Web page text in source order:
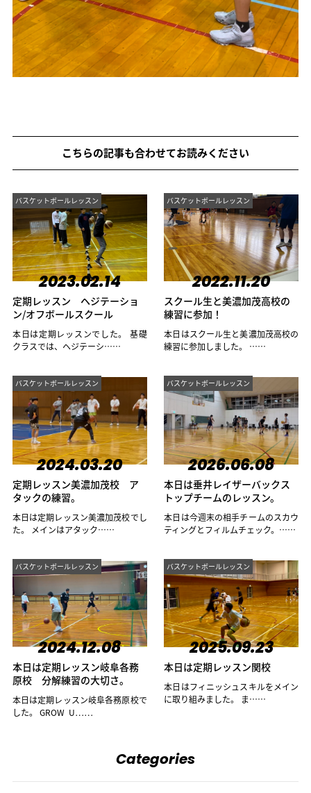
こちらの記事も合わせてお読みください
バスケットボールレッスン
2023.02.14
定期レッスン ヘジテーショ
ン/オフボールスクール
本日は定期レッスンでした。 基礎
クラスでは、ヘジテーシ……
バスケットボールレッスン
2022.11.20
スクール生と美濃加茂高校の
練習に参加！
本日はスクール生と美濃加茂高校の
練習に参加しました。 ……
バスケットボールレッスン
2024.03.20
定期レッスン美濃加茂校 ア
タックの練習。
本日は定期レッスン美濃加茂校でし
た。 メインはアタック……
バスケットボールレッスン
2026.06.08
本日は垂井レイザーバックス
トップチームのレッスン。
本日は今週末の相手チームのスカウ
ティングとフィルムチェック。……
バスケットボールレッスン
2024.12.08
本日は定期レッスン岐阜各務
原校 分解練習の大切さ。
本日は定期レッスン岐阜各務原校で
した。 GROW U……
バスケットボールレッスン
2025.09.23
本日は定期レッスン関校
本日はフィニッシュスキルをメイン
に取り組みました。 ま……
Categories